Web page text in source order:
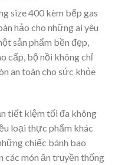
size 400 kèm bếp gas
hảo cho những ai yêu
sản phẩm bền đẹp,
cấp, bộ nồi không chỉ
an toàn cho sức khỏe
tiết kiệm tối đa không
loại thực phẩm khác
chiếc bánh bao
các món ăn truyền thống